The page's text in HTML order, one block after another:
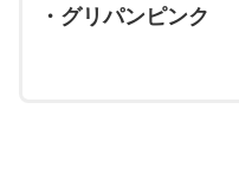
・グリパンピンク